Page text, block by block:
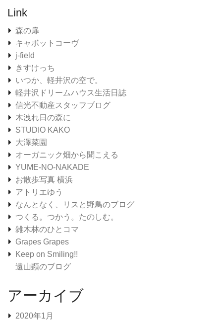
Link
森の扉
キャボットコーヴ
j-field
きすけっち
いつか、軽井沢の空で。
軽井沢ドリームハウス生活日誌
信光不動産スタッフブログ
木洩れ日の森に
STUDIO KAKO
大澤菜園
オーガニック畑から聞こえる
YUME-NO-NAKADE
お散歩写真 横浜
アトリエゆう
なんとなく、リスと野鳥のブログ
つくる。つかう。たのしむ。
雑木林のひとコマ
Grapes Grapes
Keep on Smiling!!
遠山顕のブログ
アーカイブ
2020年1月